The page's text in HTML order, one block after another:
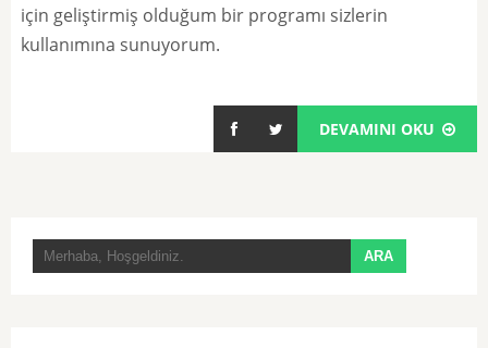
için geliştirmiş olduğum bir programı sizlerin
kullanımına sunuyorum.
DEVAMINI OKU